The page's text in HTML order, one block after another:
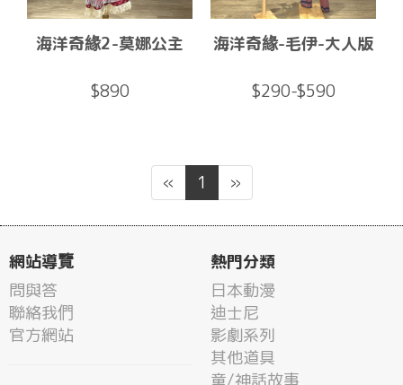
海洋奇緣2-莫娜公主
$890
海洋奇緣-毛伊-大人版
$290-$590
« 1 »
網站導覽
問與答
聯絡我們
官方網站
熱門分類
日本動漫
迪士尼
影劇系列
其他道具
童/神話故事